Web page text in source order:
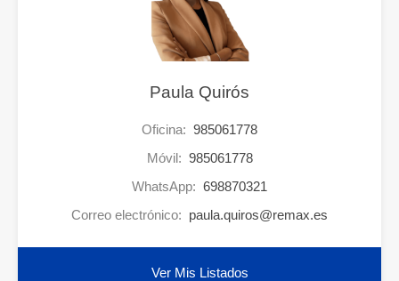
Paula Quirós
Oficina: 985061778
Móvil: 985061778
WhatsApp: 698870321
Correo electrónico: paula.quiros@remax.es
Ver Mis Listados